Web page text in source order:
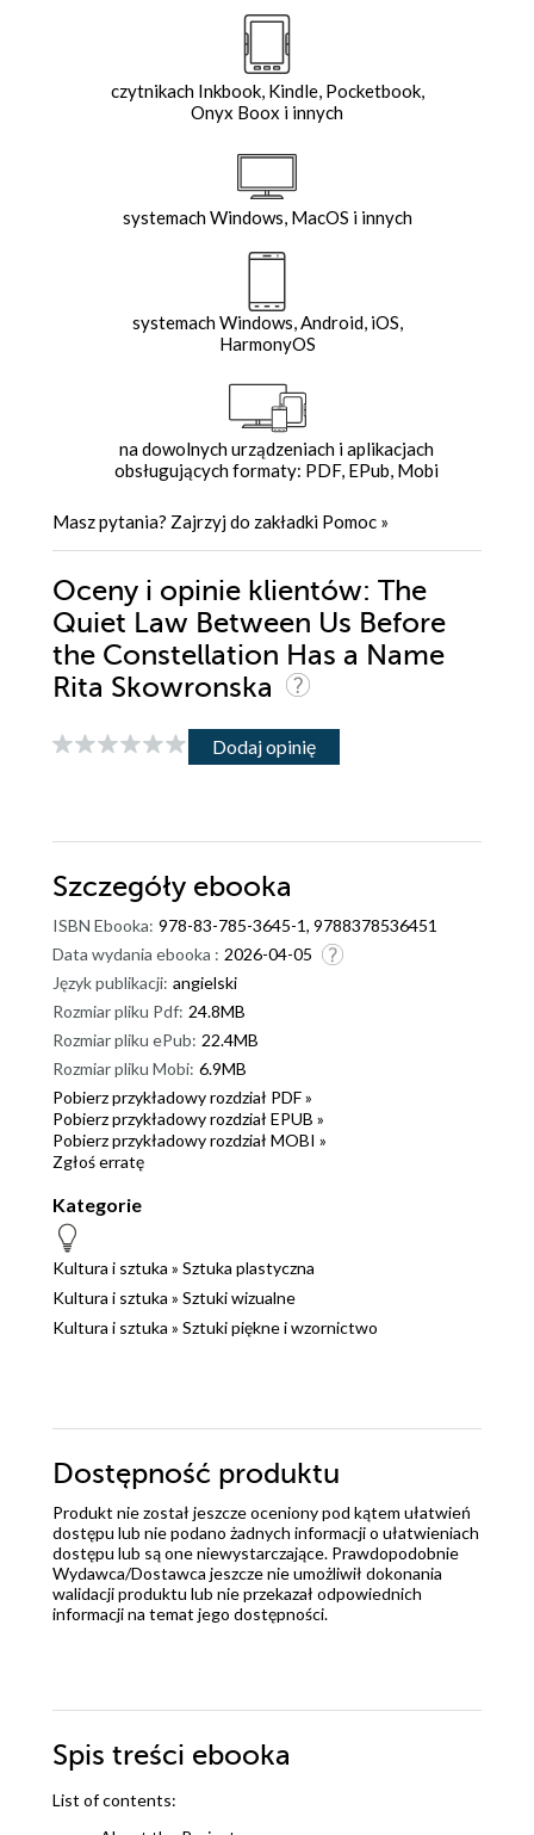
czytnikach Inkbook, Kindle, Pocketbook,
Onyx Boox i innych
systemach Windows, MacOS i innych
systemach Windows, Android, iOS,
HarmonyOS
na dowolnych urządzeniach i aplikacjach
obsługujących formaty: PDF, EPub, Mobi
Masz pytania? Zajrzyj do zakładki Pomoc »
Oceny i opinie klientów: The
Quiet Law Between Us Before
the Constellation Has a Name
Rita Skowronska
Dodaj opinię
Szczegóły ebooka
ISBN Ebooka: 978-83-785-3645-1, 9788378536451
Data wydania ebooka : 2026-04-05
Język publikacji: angielski
Rozmiar pliku Pdf: 24.8MB
Rozmiar pliku ePub: 22.4MB
Rozmiar pliku Mobi: 6.9MB
Pobierz przykładowy rozdział PDF »
Pobierz przykładowy rozdział EPUB »
Pobierz przykładowy rozdział MOBI »
Zgłoś erratę
Kategorie
Kultura i sztuka » Sztuka plastyczna
Kultura i sztuka » Sztuki wizualne
Kultura i sztuka » Sztuki piękne i wzornictwo
Dostępność produktu
Produkt nie został jeszcze oceniony pod kątem ułatwień
dostępu lub nie podano żadnych informacji o ułatwieniach
dostępu lub są one niewystarczające. Prawdopodobnie
Wydawca/Dostawca jeszcze nie umożliwił dokonania
walidacji produktu lub nie przekazał odpowiednich
informacji na temat jego dostępności.
Spis treści ebooka
List of contents: